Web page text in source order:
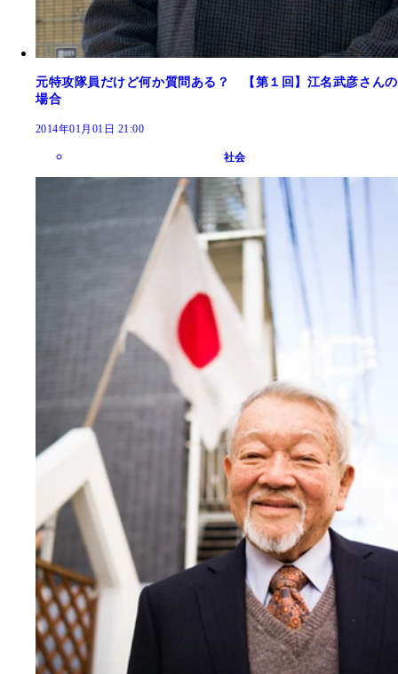
元特攻隊員だけど何か質問ある？ 【第１回】江名武彦さんの
場合
2014年01月01日 21:00
社会